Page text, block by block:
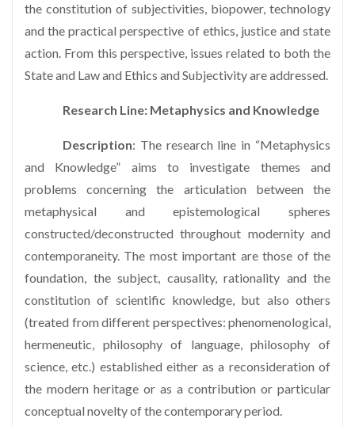
the constitution of subjectivities, biopower, technology
and the practical perspective of ethics, justice and state
action. From this perspective, issues related to both the
State and Law and Ethics and Subjectivity are addressed.
Research Line: Metaphysics and Knowledge
Description: The research line in “Metaphysics
and Knowledge” aims to investigate themes and
problems concerning the articulation between the
metaphysical and epistemological spheres
constructed/deconstructed throughout modernity and
contemporaneity. The most important are those of the
foundation, the subject, causality, rationality and the
constitution of scientific knowledge, but also others
(treated from different perspectives: phenomenological,
hermeneutic, philosophy of language, philosophy of
science, etc.) established either as a reconsideration of
the modern heritage or as a contribution or particular
conceptual novelty of the contemporary period.